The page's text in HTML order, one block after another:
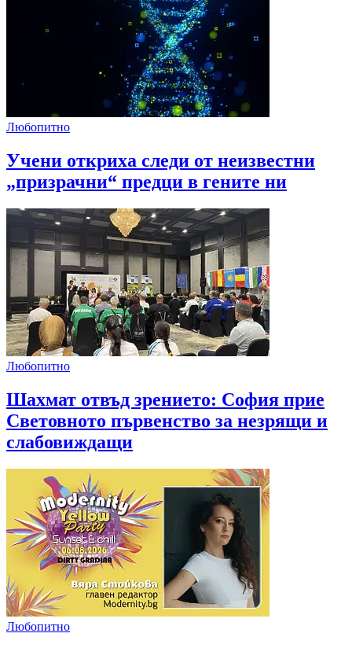
Любопитно
Учени откриха следи от неизвестни
„призрачни“ предци в гените ни
Любопитно
Шахмат отвъд зрението: София прие
Световното първенство за незрящи и
слабовиждащи
Любопитно